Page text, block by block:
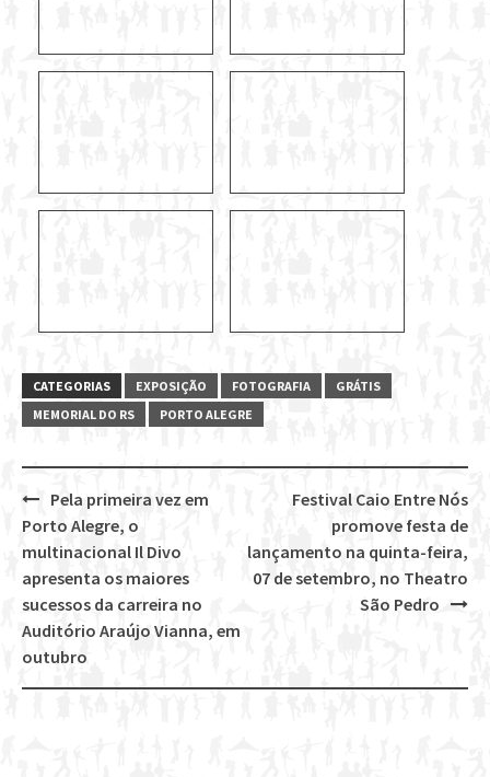
CATEGORIAS EXPOSIÇÃO FOTOGRAFIA
GRÁTIS
MEMORIAL DO RS
PORTO ALEGRE
Post
navigation
Festival Caio Entre Nós
promove festa de
lançamento na quinta-feira,
07 de setembro, no Theatro
São Pedro
Pela primeira vez em
Porto Alegre, o
multinacional Il Divo
apresenta os maiores
sucessos da carreira no
Auditório Araújo Vianna, em
outubro